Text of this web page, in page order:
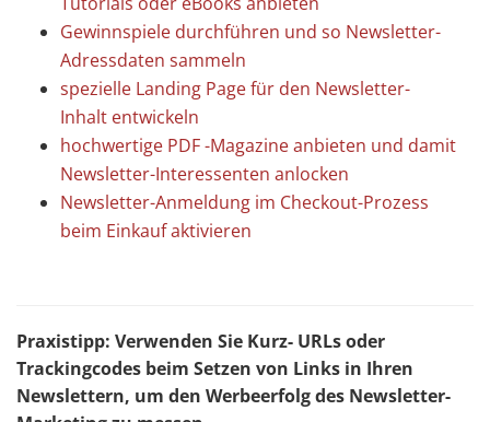
Gewinnspiele durchführen und so Newsletter-
Adressdaten sammeln
spezielle Landing Page für den Newsletter-
Inhalt entwickeln
hochwertige PDF -Magazine anbieten und damit
Newsletter-Interessenten anlocken
Newsletter-Anmeldung im Checkout-Prozess
beim Einkauf aktivieren
Praxistipp: Verwenden Sie Kurz- URLs oder
Trackingcodes beim Setzen von Links in Ihren
Newslettern, um den Werbeerfolg des Newsletter-